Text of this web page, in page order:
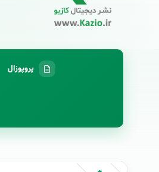
پروپوزال